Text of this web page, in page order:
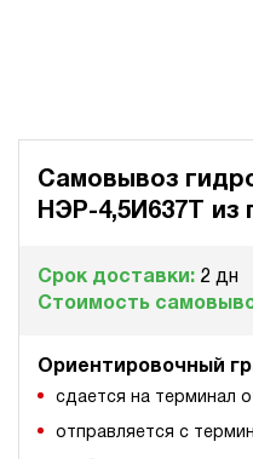
Самовывоз
НЭР-4,5И637Т из
Срок доставки: 2 дн
Стоимость
Ориентировочный
сдается на терминал
отправляется с